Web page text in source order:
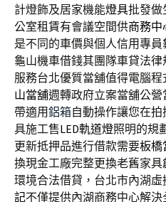
計燈飾及居家機能燈具批發做
公室租賃有會議空間供商務中
是不同的車價與個人信用專員
龜山機車借錢其團隊車貸法
服務台北優質當舖值得電腦
山當舖週轉政府立案當舖公
帶適用鋁箱自動操作讓您在
具施工售LED軌道燈照明的規
更新抵押品進行借款需要板橋
換現金工廠完整更換老舊家具
環境合法借貸，台北市內湖
記不僅提供內湖商務中心解